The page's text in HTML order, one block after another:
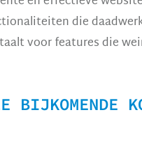
die
voor features die
BIJKOMENDE